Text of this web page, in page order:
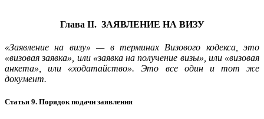
Глава II. ЗАЯВЛЕНИЕ НА ВИЗУ
«Заявление на визу» — в терминах Визового кодекса, это
«визовая заявка», или «заявка на получение визы», или «визовая
анкета», или «ходатайство». Это все один и тот же
документ.
Статья 9. Порядок подачи заявления